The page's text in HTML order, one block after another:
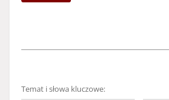
Temat i słowa kluczowe: